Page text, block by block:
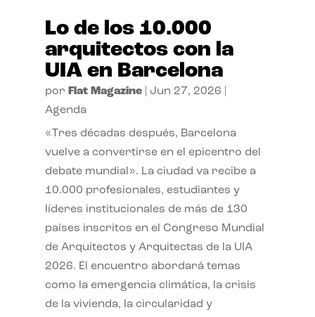
Lo de los 10.000
arquitectos con la
UIA en Barcelona
por Flat Magazine| Jun 27, 2026
Agenda
«Tres décadas después, Barcelona
vuelve a convertirse en el epicentro del
debate mundial». La ciudad va recibe a
10.000 profesionales, estudiantes y
líderes institucionales de más de 130
países inscritos en el Congreso Mundial
de Arquitectos y Arquitectas de la UIA
2026. El encuentro abordará temas
como la emergencia climática, la crisis
de la vivienda, la circularidad y